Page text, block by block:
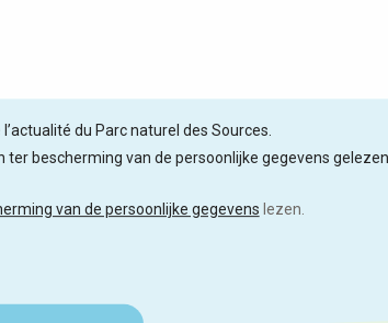
du Parc naturel des Sources.
ter bescherming van de persoonlijke gegevens
van de persoonlijke gegevens lezen.